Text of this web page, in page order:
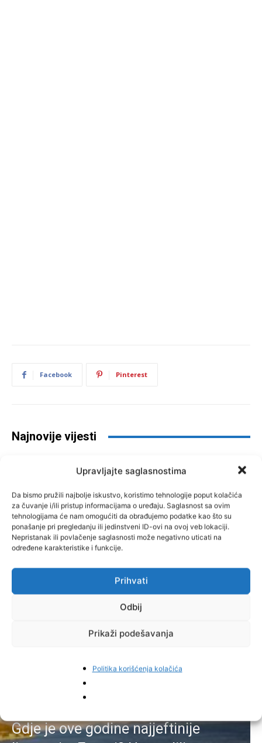
Upravljajte saglasnostima
Da bismo pružili najbolje iskustvo, koristimo tehnologije poput kolačića
za čuvanje i/ili pristup informacijama o uređaju. Saglasnost sa ovim
tehnologijama će nam omogućiti da obrađujemo podatke kao što su
ponašanje pri pregledanju ili jedinstveni ID-ovi na ovoj veb lokaciji.
Nepristanak ili povlačenje saglasnosti može negativno uticati na
određene karakteristike i funkcije.
Prihvati
Odbij
Prikaži podešavanja
Politika korišćenja kolačića
Facebook Pinterest
Najnovije vijesti
Kukuruz se suši prije berbe:
Ratari ne znaju hoće li imati šta
prodati
5. Augusta 2026.
Gdje je ove godine najjeftinije